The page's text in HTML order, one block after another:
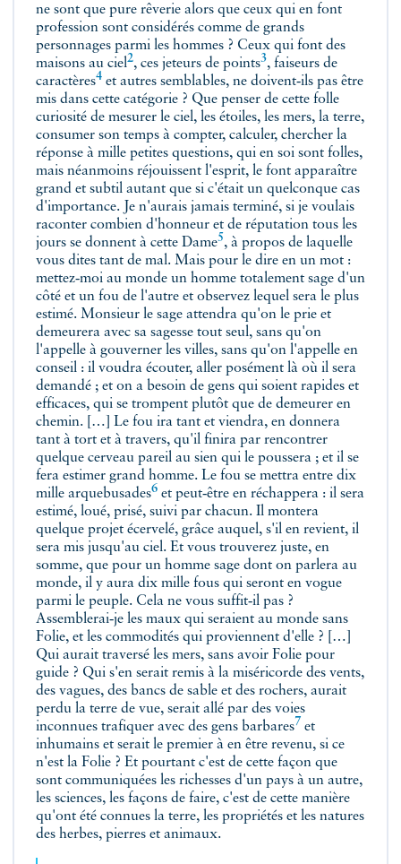
ne sont que pure rêverie alors que ceux qui en font
profession sont considérés comme de grands
personnages parmi les hommes ? Ceux qui font des
maisons au ciel2, ces jeteurs de points3, faiseurs de
caractères4 et autres semblables, ne doivent‑ils pas être
mis dans cette catégorie ? Que penser de cette folle
curiosité de mesurer le ciel, les étoiles, les mers, la terre,
consumer son temps à compter, calculer, chercher la
réponse à mille petites questions, qui en soi sont folles,
mais néanmoins réjouissent l'esprit, le font apparaître
grand et subtil autant que si c'était un quelconque cas
d'importance. Je n'aurais jamais terminé, si je voulais
raconter combien d'honneur et de réputation tous les
jours se donnent à cette Dame5, à propos de laquelle
vous dites tant de mal. Mais pour le dire en un mot :
mettez‑moi au monde un homme totalement sage d'un
côté et un fou de l'autre et observez lequel sera le plus
estimé. Monsieur le sage attendra qu'on le prie et
demeurera avec sa sagesse tout seul, sans qu'on
l'appelle à gouverner les villes, sans qu'on l'appelle en
conseil : il voudra écouter, aller posément là où il sera
demandé ; et on a besoin de gens qui soient rapides et
efficaces, qui se trompent plutôt que de demeurer en
chemin. […] Le fou ira tant et viendra, en donnera
tant à tort et à travers, qu'il finira par rencontrer
quelque cerveau pareil au sien qui le poussera ; et il se
fera estimer grand homme. Le fou se mettra entre dix
mille arquebusades6 et peut‑être en réchappera : il sera
estimé, loué, prisé, suivi par chacun. Il montera
quelque projet écervelé, grâce auquel, s'il en revient, il
sera mis jusqu'au ciel. Et vous trouverez juste, en
somme, que pour un homme sage dont on parlera au
monde, il y aura dix mille fous qui seront en vogue
parmi le peuple. Cela ne vous suffit‑il pas ?
Assemblerai‑je les maux qui seraient au monde sans
Folie, et les commodités qui proviennent d'elle ? […]
Qui aurait traversé les mers, sans avoir Folie pour
guide ? Qui s'en serait remis à la miséricorde des vents,
des vagues, des bancs de sable et des rochers, aurait
perdu la terre de vue, serait allé par des voies
inconnues trafiquer avec des gens barbares7 et
inhumains et serait le premier à en être revenu, si ce
n'est la Folie ? Et pourtant c'est de cette façon que
sont communiquées les richesses d'un pays à un autre,
les sciences, les façons de faire, c'est de cette manière
qu'ont été connues la terre, les propriétés et les natures
des herbes, pierres et animaux.